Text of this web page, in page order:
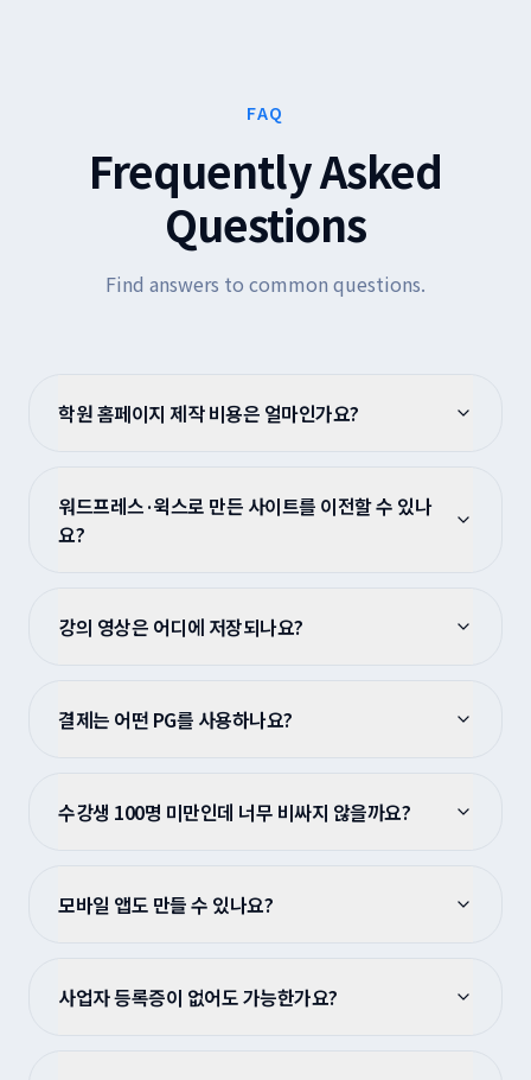
FAQ
Frequently Asked
Questions
Find answers to common questions.
학원 홈페이지 제작 비용은 얼마인가요?
워드프레스·윅스로 만든 사이트를 이전할 수 있나
요?
강의 영상은 어디에 저장되나요?
결제는 어떤 PG를 사용하나요?
수강생 100명 미만인데 너무 비싸지 않을까요?
모바일 앱도 만들 수 있나요?
사업자 등록증이 없어도 가능한가요?